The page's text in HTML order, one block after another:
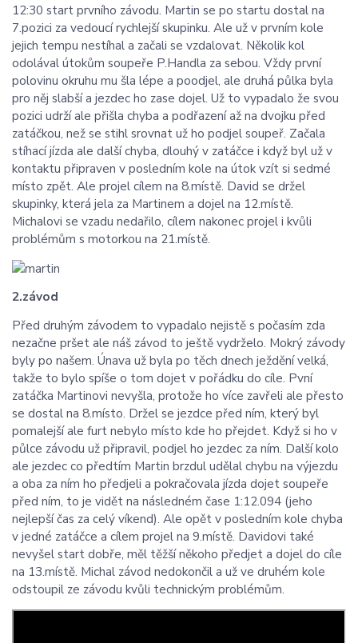
12:30 start prvního závodu. Martin se po startu dostal na
7.pozici za vedoucí rychlejší skupinku. Ale už v prvním kole
jejich tempu nestíhal a začali se vzdalovat. Několik kol
odolával útokům soupeře P.Handla za sebou. Vždy první
polovinu okruhu mu šla lépe a poodjel, ale druhá půlka byla
pro něj slabší a jezdec ho zase dojel. Už to vypadalo že svou
pozici udrží ale přišla chyba a podřazení až na dvojku před
zatáčkou, než se stihl srovnat už ho podjel soupeř. Začala
stíhací jízda ale další chyba, dlouhý v zatáčce i když byl už v
kontaktu připraven v posledním kole na útok vzít si sedmé
místo zpět. Ale projel cílem na 8.místě. David se držel
skupinky, která jela za Martinem a dojel na 12.místě.
Michalovi se vzadu nedařilo, cílem nakonec projel i kvůli
problémům s motorkou na 21.místě.
2.závod
Před druhým závodem to vypadalo nejistě s počasím zda
nezačne pršet ale náš závod to ještě vydrželo. Mokrý závody
byly po našem. Únava už byla po těch dnech ježdění velká,
takže to bylo spíše o tom dojet v pořádku do cíle. Pvní
zatáčka Martinovi nevyšla, protože ho více zavřeli ale přesto
se dostal na 8.místo. Držel se jezdce před ním, který byl
pomalejší ale furt nebylo místo kde ho přejdet. Když si ho v
půlce závodu už připravil, podjel ho jezdec za ním. Další kolo
ale jezdec co předtím Martin brzdul udělal chybu na výjezdu
a oba za ním ho předjeli a pokračovala jízda dojet soupeře
před ním, to je vidět na následném čase 1:12.094 (jeho
nejlepší čas za celý víkend). Ale opět v posledním kole chyba
v jedné zatáčce a cílem projel na 9.místě. Davidovi také
nevyšel start dobře, měl těžší někoho předjet a dojel do cíle
na 13.místě. Michal závod nedokončil a už ve druhém kole
odstoupil ze závodu kvůli technickým problémům.